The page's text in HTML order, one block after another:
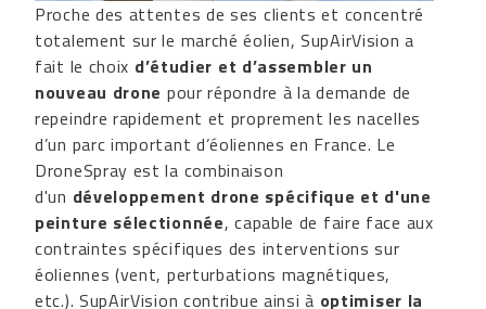
Proche des attentes de ses clients et concentré
totalement sur le marché éolien, SupAirVision a
fait le choix d’étudier et d’assembler un
nouveau drone pour répondre à la demande de
repeindre rapidement et proprement les nacelles
d’un parc important d’éoliennes en France. Le
DroneSpray est la combinaison
d'un développement drone spécifique et d'une
peinture sélectionnée, capable de faire face aux
contraintes spécifiques des interventions sur
éoliennes (vent, perturbations magnétiques,
etc.). SupAirVision contribue ainsi à optimiser la